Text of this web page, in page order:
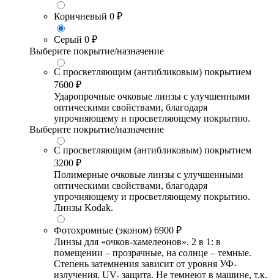
Коричневый 0 ₽
Серый 0 ₽
Выберите покрытие/назначение
С просветляющим (антибликовым) покрытием
7600 ₽
Ударопрочные очковые линзы с улучшенными
оптическими свойствами, благодаря
упрочняющему и просветляющему покрытию.
Выберите покрытие/назначение
С просветляющим (антибликовым) покрытием
3200 ₽
Полимерные очковые линзы с улучшенными
оптическими свойствами, благодаря
упрочняющему и просветляющему покрытию.
Линзы Kodak.
Фотохромные (эконом) 6900 ₽
Линзы для «очков-хамелеонов». 2 в 1: в
помещении – прозрачные, на солнце – темные.
Степень затемнения зависит от уровня УФ-
излучения. UV- защита. Не темнеют в машине, т.к.